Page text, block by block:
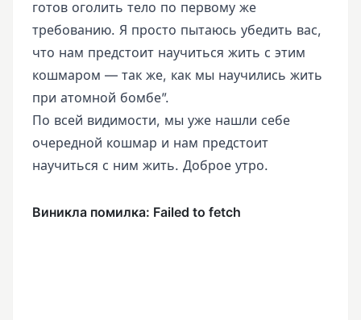
готов оголить тело по первому же
требованию. Я просто пытаюсь убедить вас,
что нам предстоит научиться жить с этим
кошмаром — так же, как мы научились жить
при атомной бомбе”.
По всей видимости, мы уже нашли себе
очередной кошмар и нам предстоит
научиться с ним жить. Доброе утро.